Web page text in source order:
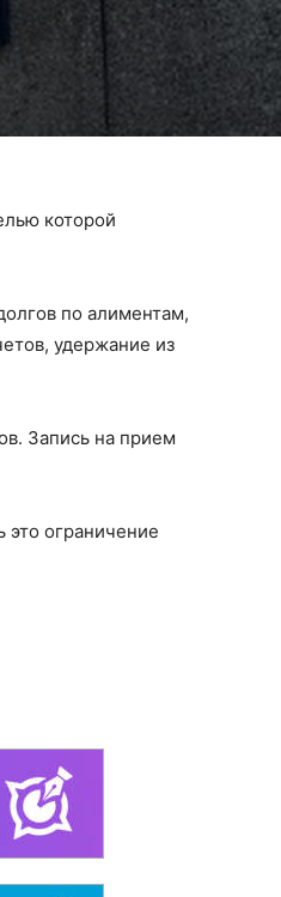
которой
по алиментам,
удержание из
Запись на прием
это ограничение